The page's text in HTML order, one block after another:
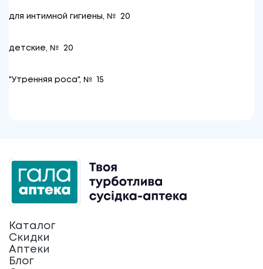
для интимной гигиены, № 20
детские, № 20
"Утренняя роса", № 15
Каталог
Скидки
Аптеки
Блог